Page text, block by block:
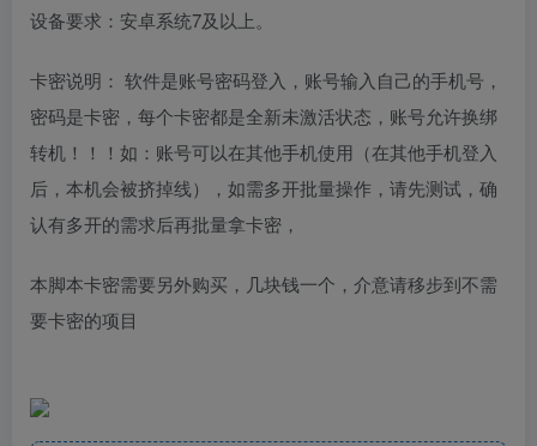
设备要求：安卓系统7及以上。
卡密说明： 软件是账号密码登入，账号输入自己的手机号，
密码是卡密，每个卡密都是全新未激活状态，账号允许换绑
转机！！！如：账号可以在其他手机使用（在其他手机登入
后，本机会被挤掉线），如需多开批量操作，请先测试，确
认有多开的需求后再批量拿卡密，
本脚本卡密需要另外购买，几块钱一个，介意请移步到不需
要卡密的项目